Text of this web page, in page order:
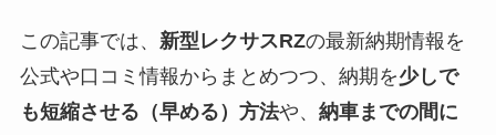
この記事では、 新型レクサスRZの最新納期情報を
公式や口コミ情報からまとめつつ、納期を少しで
も短縮させる（早める）方法や、 納車までの間に